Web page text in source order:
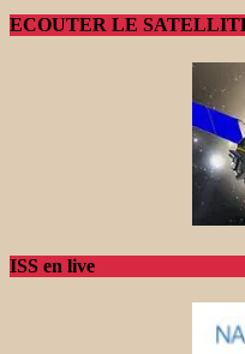
ECOUTER LE
ISS en live